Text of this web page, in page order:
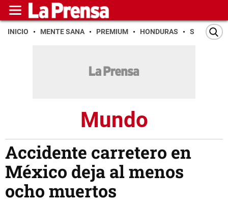
INICIO MENTE SANA PREMIUM HONDURAS SAN PEDRO
Mundo
Accidente carretero en
México deja al menos
ocho muertos